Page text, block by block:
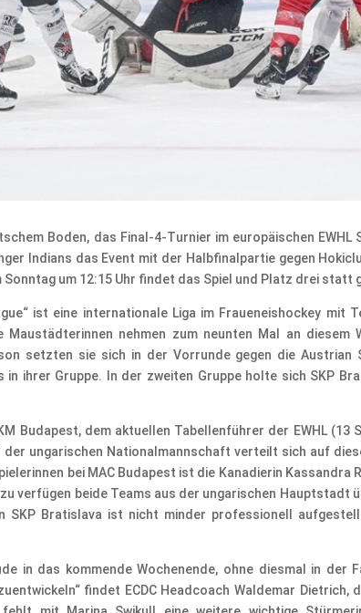
Boden, das Final-4-Turnier im europäischen
Indians das Event mit der Halbfinalpartie gegen
um 12:15 Uhr findet das Spiel und Platz drei statt
ist eine internationale Liga im Fraueneishockey
Maustädterinnen nehmen zum neunten Mal an
setzten sie sich in der Vorrunde gegen die Austrian
ihrer Gruppe. In der zweiten Gruppe holte sich SKP
Budapest, dem aktuellen Tabellenführer der EWHL (13
ungarischen Nationalmannschaft verteilt sich auf
bei MAC Budapest ist die Kanadierin
verfügen beide Teams aus der ungarischen Hauptstadt
SKP Bratislava ist nicht minder professionell
in das kommende Wochenende, ohne diesmal in der
findet ECDC Headcoach Waldemar